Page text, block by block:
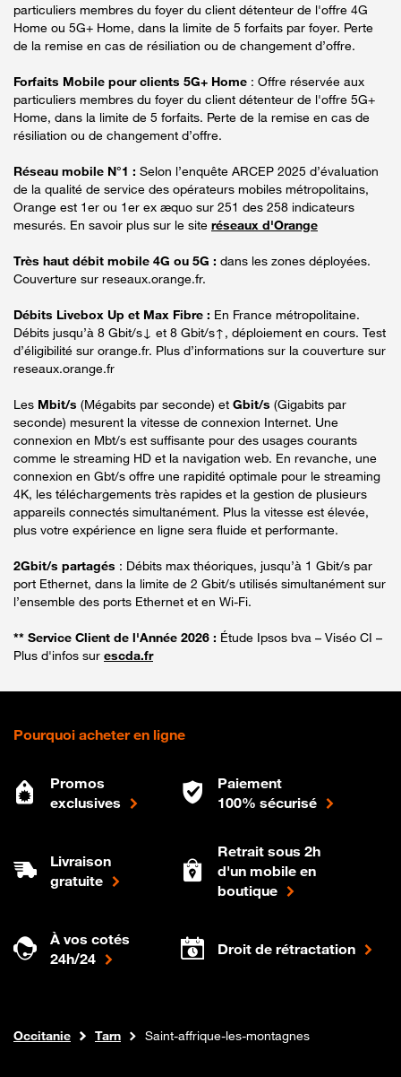
particuliers membres du foyer du client détenteur de l'offre 4G
Home ou 5G+ Home, dans la limite de 5 forfaits par foyer. Perte
de la remise en cas de résiliation ou de changement d’offre.
Forfaits Mobile pour clients 5G+ Home : Offre réservée aux
particuliers membres du foyer du client détenteur de l'offre 5G+
Home, dans la limite de 5 forfaits. Perte de la remise en cas de
résiliation ou de changement d’offre.
Réseau mobile N°1 : Selon l’enquête ARCEP 2025 d’évaluation
de la qualité de service des opérateurs mobiles métropolitains,
Orange est 1er ou 1er ex æquo sur 251 des 258 indicateurs
mesurés. En savoir plus sur le site réseaux d'Orange
Très haut débit mobile 4G ou 5G : dans les zones déployées.
Couverture sur reseaux.orange.fr.
Débits Livebox Up et Max Fibre : En France métropolitaine.
Débits jusqu’à 8 Gbit/s↓ et 8 Gbit/s↑, déploiement en cours. Test
d’éligibilité sur orange.fr. Plus d’informations sur la couverture sur
reseaux.orange.fr
Les Mbit/s (Mégabits par seconde) et Gbit/s (Gigabits par
seconde) mesurent la vitesse de connexion Internet. Une
connexion en Mbt/s est suffisante pour des usages courants
comme le streaming HD et la navigation web. En revanche, une
connexion en Gbt/s offre une rapidité optimale pour le streaming
4K, les téléchargements très rapides et la gestion de plusieurs
appareils connectés simultanément. Plus la vitesse est élevée,
plus votre expérience en ligne sera fluide et performante.
2Gbit/s partagés : Débits max théoriques, jusqu’à 1 Gbit/s par
port Ethernet, dans la limite de 2 Gbit/s utilisés simultanément sur
l’ensemble des ports Ethernet et en Wi-Fi.
** Service Client de l'Année 2026 : Étude Ipsos bva – Viséo CI –
Plus d'infos sur escda.fr
Pourquoi acheter en ligne
Promos
exclusives
Paiement
100% sécurisé
Livraison
gratuite
Retrait sous 2h
d'un mobile en
boutique
À vos cotés
24h/24
Droit de rétractation
Boutique Orange
Internet fibre
Occitanie Tarn Saint-affrique-les-montagnes